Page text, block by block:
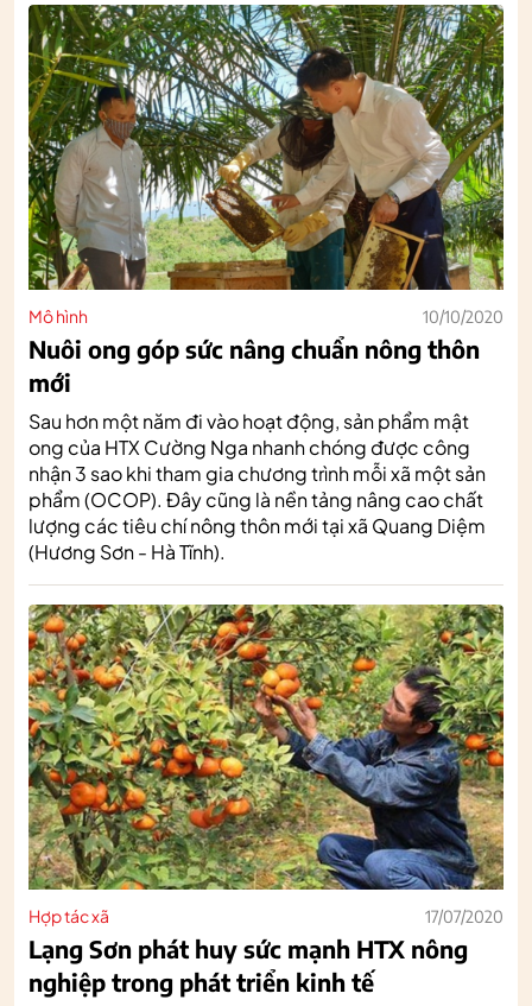
Mô hình 10/10/2020
Nuôi ong góp sức nâng chuẩn nông thôn
mới
Sau hơn một năm đi vào hoạt động, sản phẩm mật
ong của HTX Cường Nga nhanh chóng được công
nhận 3 sao khi tham gia chương trình mỗi xã một sản
phẩm (OCOP). Đây cũng là nền tảng nâng cao chất
lượng các tiêu chí nông thôn mới tại xã Quang Diệm
(Hương Sơn - Hà Tĩnh).
Hợp tác xã 17/07/2020
Lạng Sơn phát huy sức mạnh HTX nông
nghiệp trong phát triển kinh tế